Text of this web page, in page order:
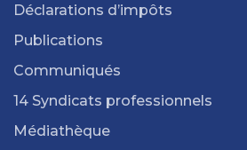
Déclarations d’impôts
Publications
Communiqués
14 Syndicats professionnels
Médiathèque